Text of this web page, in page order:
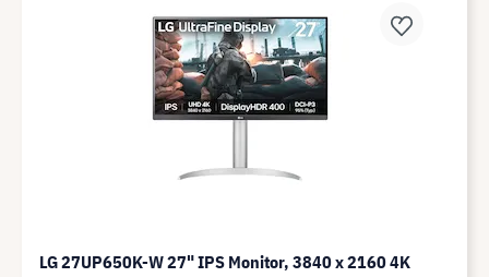
LG 27UP650K-W 27" IPS Monitor, 3840 x 2160 4K